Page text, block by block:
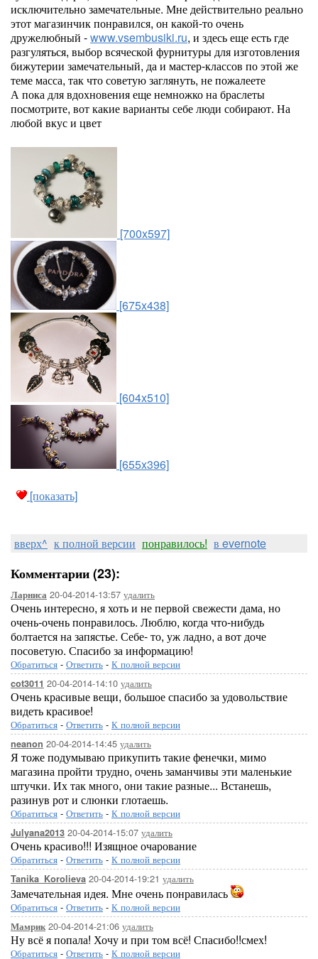
исключительно замечательные. Мне действительно реально
этот магазинчик понравился, он какой-то очень
дружелюбный -www.vsembusiki.ru, и здесь еще есть где
разгуляться, выбор всяческой фурнитуры для изготовления
бижутерии замечательный, да и мастер-классов по этой же
теме масса, так что советую заглянуть, не пожалеете
А пока для вдохновения еще немножко на браслеты
посмотрите, вот какие варианты себе люди собирают. На
любой вкус и цвет
[700x597]
[675x438]
[604x510]
[655x396]
[показать]
вверх^ к полной версии понравилось! в evernote
Комментарии (23):
Ларниса 20-04-2014-13:57 удалить
Очень интересно, я хоть и не первой свежести дама, но
очень-очень понравилось. Люблю, когда что-нибудь
болтается на запястье. Себе- то, уж ладно, а вот доче
посоветую. Спасибо за информацию!
Обратиться - Ответить - К полной версии
cot3011 20-04-2014-14:10 удалить
Очень красивые вещи, большое спасибо за удовольствие
видеть красивое!
Обратиться - Ответить - К полной версии
neanon 20-04-2014-14:45 удалить
Я тоже подумываю прикупить такие фенечки, мимо
магазина пройти трудно, очень заманчивы эти маленькие
штучки. Их так много, они такие разные... Встанешь,
разинув рот и слюнки глотаешь.
Обратиться - Ответить - К полной версии
Julyana2013 20-04-2014-15:07 удалить
Очень красиво!!! Изящное очарование
Обратиться - Ответить - К полной версии
Tanika_Korolieva 20-04-2014-19:21 удалить
Замечательная идея. Мне очень понравилась
Обратиться - Ответить - К полной версии
Мамрик20-04-2014-21:06 удалить
Ну всё я попала! Хочу и при том всё! Спасибо!!смех!
Обратиться - Ответить - К полной версии